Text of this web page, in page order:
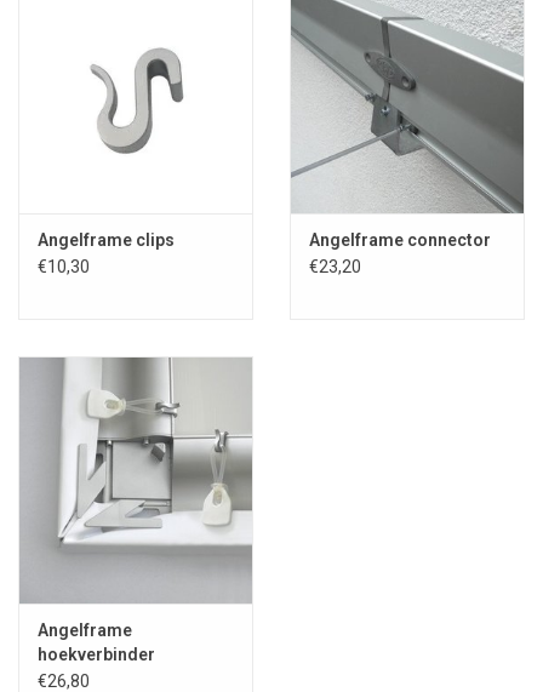
Angelframe clips
€10,30
Angelframe connector
€23,20
Angelframe
hoekverbinder
€26,80